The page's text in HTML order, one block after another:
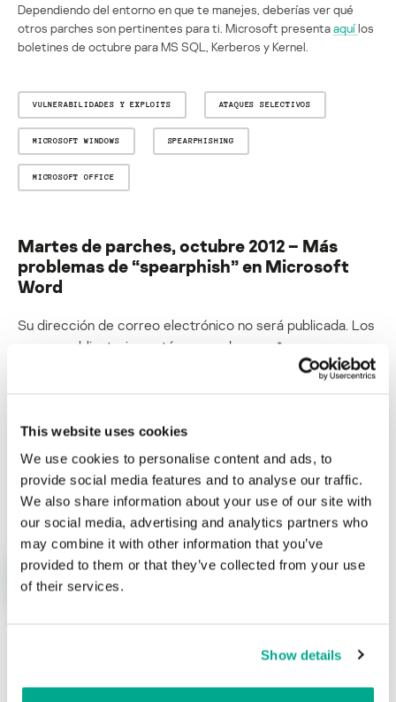
This website uses cookies
We use cookies to personalise content and ads, to
provide social media features and to analyse our traffic.
We also share information about your use of our site with
our social media, advertising and analytics partners who
may combine it with other information that you’ve
provided to them or that they’ve collected from your use
of their services.
Show details
Dependiendo del entorno en que te manejes, deberías ver qué
otros parches son pertinentes para ti. Microsoft presentaaquílos
boletines de octubre para MS SQL, Kerberos y Kernel.
VULNERABILIDADES Y EXPLOITS ATAQUES SELECTIVOS
MICROSOFT WINDOWS SPEARPHISHING
MICROSOFT OFFICE
Martes de parches, octubre 2012 – Más
problemas de “spearphish” en Microsoft
Word
Su dirección de correo electrónico no será publicada. Los
campos obligatorios están marcados con *
Nombre* Correo electrónico*
ÚLTIMAS PUBLICACIONES